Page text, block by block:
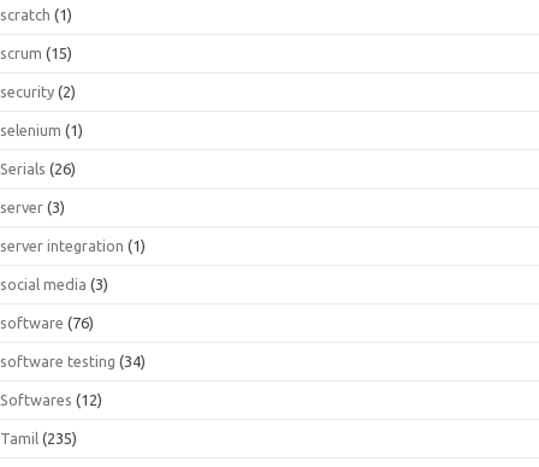
scratch (1)
scrum (15)
security (2)
selenium (1)
Serials (26)
server (3)
server integration (1)
social media (3)
software (76)
software testing (34)
Softwares (12)
Tamil (235)